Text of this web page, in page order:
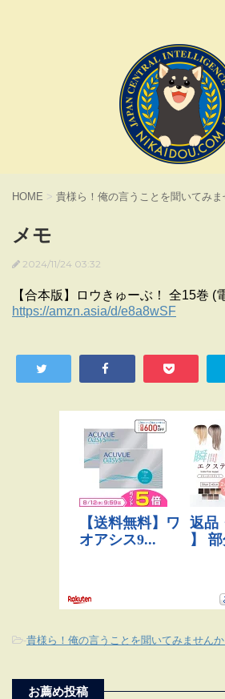
HOME > 貴様ら！俺の言うことを聞いてみま
メモ
2024/11/24 03:32
【合本版】ロウきゅーぶ！ 全15巻 (
https://amzn.asia/d/e8a8wSF
-貴様ら！俺の言うことを聞いてみませんか
お薦め投稿